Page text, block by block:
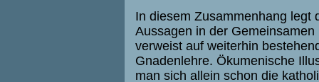
In diesem Zusammenhang legt
Aussagen in der
verweist auf weiterhin
Gnadenlehre. Ökumenische
man sich allein schon die